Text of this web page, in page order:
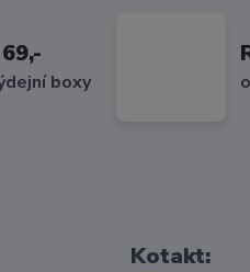
boxy
Kotakt: